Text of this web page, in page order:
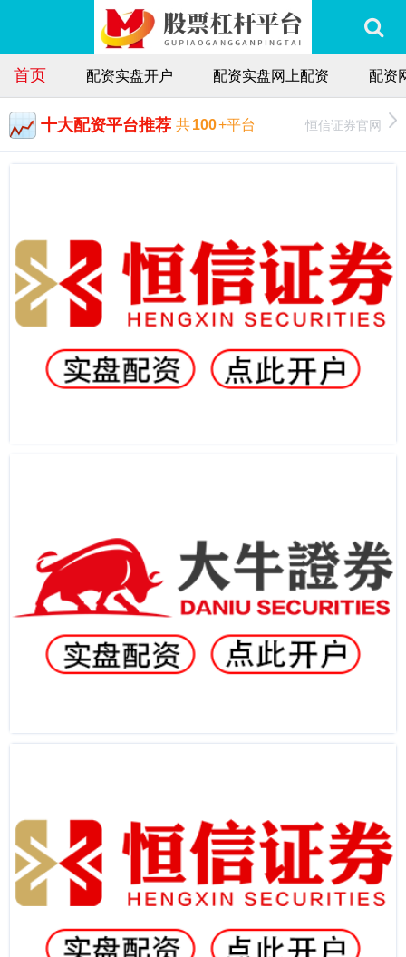
首页 配资实盘开户 配资实盘网上配资 配资
十大配资平台推荐 共100+平台 恒信证券官网